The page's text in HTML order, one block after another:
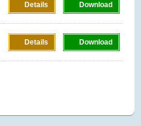
Details Download
Details Download